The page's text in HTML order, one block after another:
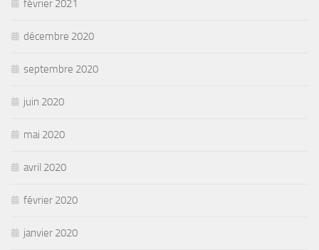
février 2021
décembre 2020
septembre 2020
juin 2020
mai 2020
avril 2020
février 2020
janvier 2020